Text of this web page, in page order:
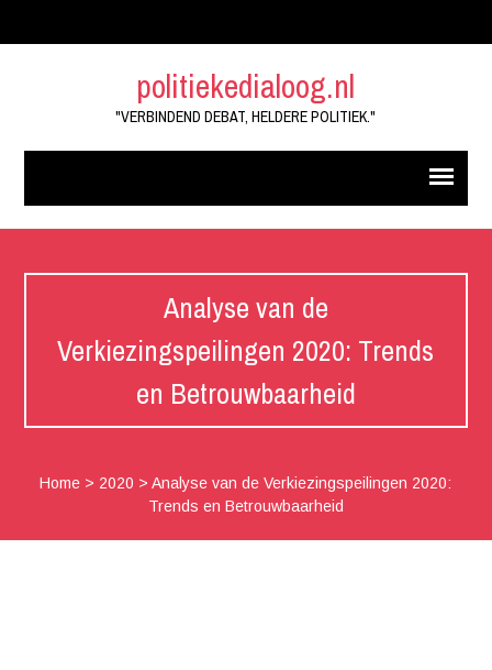
politiekedialoog.nl
"VERBINDEND DEBAT, HELDERE POLITIEK."
Analyse van de
Verkiezingspeilingen 2020: Trends
en Betrouwbaarheid
Home > 2020 >Analyse van de Verkiezingspeilingen 2020:
Trends en Betrouwbaarheid